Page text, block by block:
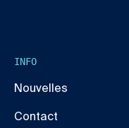
INFO
Nouvelles
Contact